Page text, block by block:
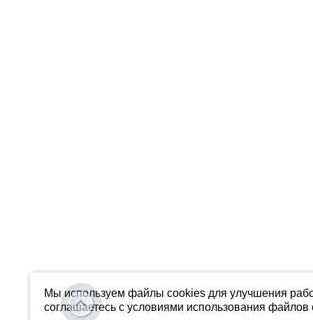
Мы используем файлы cookies для улучшения
соглашаетесь с условиями использования файлов